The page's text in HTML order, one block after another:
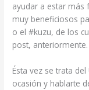
ayudar a estar más
muy beneficiosos
o el #kuzu, de los
post, anteriormente.
Ésta vez se trata
ocasión y hablarte